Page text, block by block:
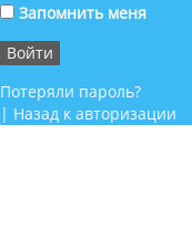
Запомнить меня
Потеряли пароль?
| Назад к авторизации